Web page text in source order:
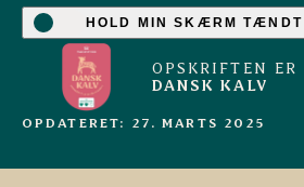
HOLD MIN SKÆRM TÆNDT
OPSKRIFTEN
DANSK KALV
OPDATERET: 27. MARTS 2025